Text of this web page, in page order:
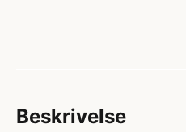
Beskrivelse